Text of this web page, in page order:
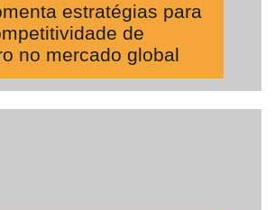
estratégias para
de
no mercado global